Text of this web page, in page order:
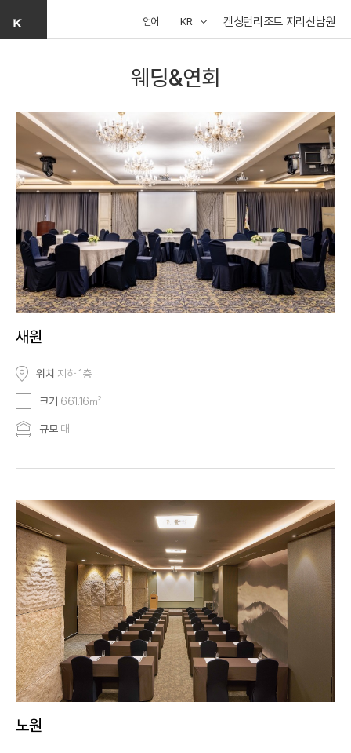
언어 KR 켄싱턴리조트 지리산남원
웨딩&연회
새원
위치 지하 1층
크기 661.16㎡
규모대
노원